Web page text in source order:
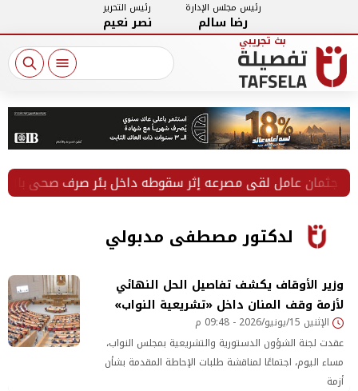
رئيس مجلس الإدارة
رضا سالم
رئيس التحرير
نصر نعيم
عامل لقي مصرعه إثر سقوطه داخل بئر صرف صحي بالفيوم
لدكتور مصطفى مدبولي
وزير الأوقاف يكشف تفاصيل الحل النهائي
لأزمة وقف المنان داخل «تشريعية النواب»
الإثنين 15/يونيو/2026 - 09:48 م
عقدت لجنة الشؤون الدستورية والتشريعية بمجلس النواب،
مساء اليوم، اجتماعًا لمناقشة طلبات الإحاطة المقدمة بشأن
أزمة